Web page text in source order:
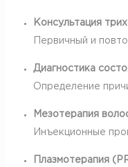
Консультация
Первичный и
Диагностика
Определение
Мезотерапия
Инъекционные
Плазмотерапия